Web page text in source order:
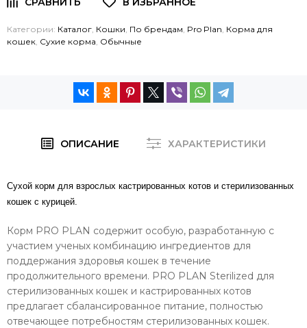
Категории: Каталог Кошки По брендам Pro Plan Корма для
кошек Сухие корма Обычные
ОПИСАНИЕ ХАРАКТЕРИСТИКИ
Сухой корм для взрослых кастрированных котов и стерилизованных
кошек с курицей.
Корм PRO PLAN содержит особую, разработанную с
участием ученых комбинацию ингредиентов для
поддержания здоровья кошек в течение
продолжительного времени. PRO PLAN Sterilized для
стерилизованных кошек и кастрированных котов
предлагает сбалансированное питание, полностью
отвечающее потребностям стерилизованных кошек.